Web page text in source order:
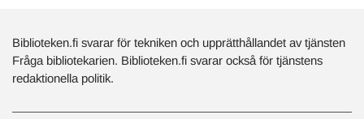
Biblioteken.fi svarar för tekniken och upprätthållandet av tjänsten
Fråga bibliotekarien. Biblioteken.fi svarar också för tjänstens
redaktionella politik.